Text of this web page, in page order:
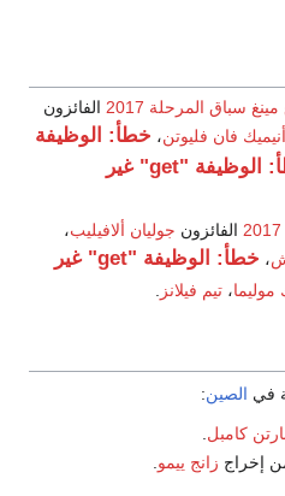
سباق المرحلة 2017
الفائزون
أنيميك فان فليوتن، خطأ: الوظيفة
خطأ: الوظيفة "get" غير
الفائزون جوليان ألافيليب،
،
خطأ: الوظيفة "get" غير
موليما،تيم فيلانز
في الصين:
كامبل.
إخراج زانج ييمو